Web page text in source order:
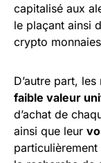
capitalisé aux
le plaçant ainsi
crypto
D’autre part,
faible valeur
d’achat de
ainsi que leur